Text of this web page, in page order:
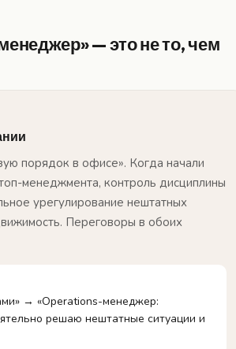
— это не то, чем
порядок в офисе». Когда начали
менеджмента, контроль дисциплины
урегулирование нештатных
Переговоры в обоих
→ «Operations-менеджер:
решаю нештатные ситуации и